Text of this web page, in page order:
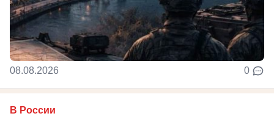
08.08.2026 0
В России